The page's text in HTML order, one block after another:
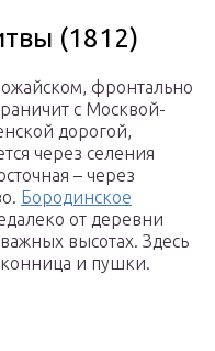
(1812)
фронтально
с Москвой-
дорогой,
через селения
– через
Бородинское
от деревни
высотах. Здесь
конница и пушки.